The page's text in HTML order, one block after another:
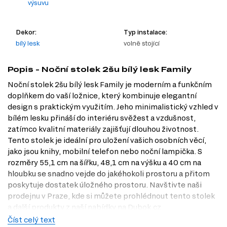
výsuvu
Dekor:
bílý lesk
Typ instalace:
volně stojící
Popis - Noční stolek 2šu bílý lesk Family
Noční stolek 2šu bílý lesk Family je moderním a funkčním
doplňkem do vaší ložnice, který kombinuje elegantní
design s praktickým využitím. Jeho minimalistický vzhled v
bílém lesku přináší do interiéru svěžest a vzdušnost,
zatímco kvalitní materiály zajišťují dlouhou životnost.
Tento stolek je ideální pro uložení vašich osobních věcí,
jako jsou knihy, mobilní telefon nebo noční lampička. S
rozměry 55,1 cm na šířku, 48,1 cm na výšku a 40 cm na
hloubku se snadno vejde do jakéhokoli prostoru a přitom
poskytuje dostatek úložného prostoru. Navštivte naši
prodejnu v Praze, kde si můžete prohlédnout tento stolek
a další produkty z naší nabídky na Dubok.cz.
Číst celý text